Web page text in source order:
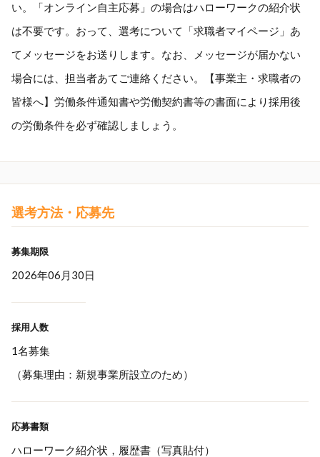
い。「オンライン自主応募」の場合はハローワークの紹介状
は不要です。おって、選考について「求職者マイページ」あ
てメッセージをお送りします。なお、メッセージが届かない
場合には、担当者あてご連絡ください。【事業主・求職者の
皆様へ】労働条件通知書や労働契約書等の書面により採用後
の労働条件を必ず確認しましょう。
選考方法・応募先
募集期限
2026年06月30日
採用人数
1名募集
（募集理由：新規事業所設立のため）
応募書類
ハローワーク紹介状，履歴書（写真貼付）